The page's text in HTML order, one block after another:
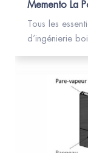
Memento La
Tous les
d’ingénierie